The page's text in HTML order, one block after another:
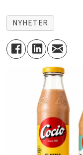
NYHETER